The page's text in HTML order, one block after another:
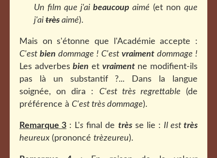
Un film que j'ai beaucoup aimé (et non que
j'ai très aimé).
Mais on s'étonne que l'Académie accepte :
C'est bien dommage ! C'est vraiment dommage !
Les adverbesbien et vraimentne modifient-ils
pas là un substantif ?... Dans la langue
soignée, on dira : C'est très regrettable (de
préférence à C'est très dommage).
Remarque 3 : L's final de trèsse lie : Il esttrès
heureux (prononcé trèzeureu).